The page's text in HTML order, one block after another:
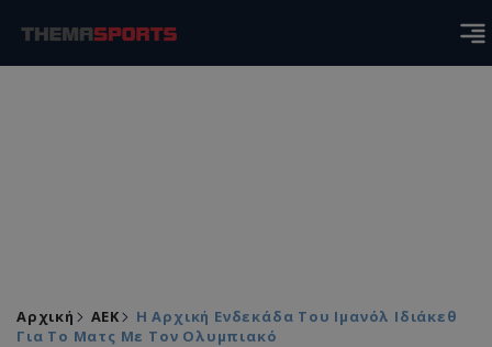
Αρχική ΑEK
Η Αρχική Ενδεκάδα Του Ιμανόλ Ιδιάκεθ
Για Το Ματς Με Τον Ολυμπιακό